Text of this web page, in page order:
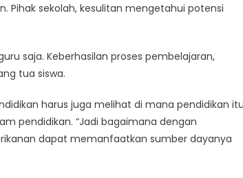
Pihak sekolah, kesulitan mengetahui potensi
saja. Keberhasilan proses pembelajaran,
tua siswa.
harus juga melihat di mana pendidikan
pendidikan. “Jadi bagaimana dengan
dapat memanfaatkan sumber dayanya